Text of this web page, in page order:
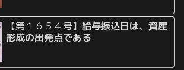
【第１６５４号】給与振込日は、資産
形成の出発点である